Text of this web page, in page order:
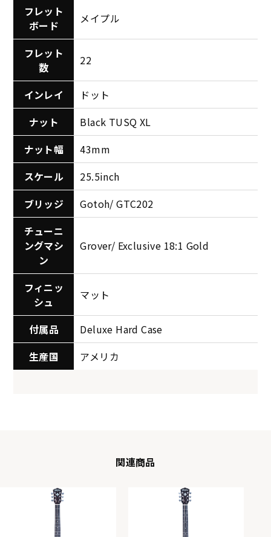
フレット
ボード
メイプル
フレット
数
22
インレイ
ドット
ナット
Black TUSQ XL
ナット幅
43mm
スケール
25.5inch
ブリッジ
Gotoh/ GTC202
チューニ
ングマシ
ン
Grover/ Exclusive 18:1 Gold
フィニッ
シュ
マット
付属品
Deluxe Hard Case
生産国
アメリカ
関連商品